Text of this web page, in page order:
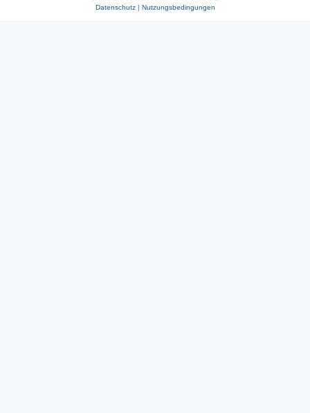
Datenschutz| Nutzungsbedingungen